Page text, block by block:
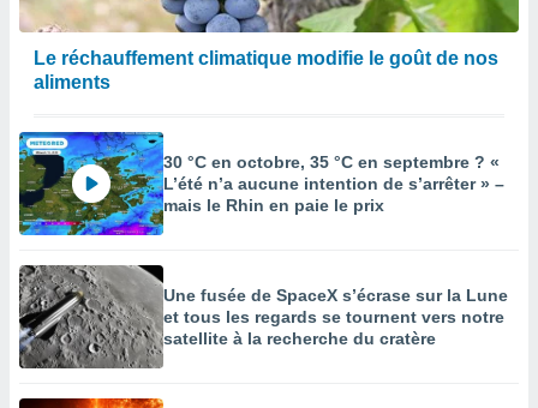
Le réchauffement climatique modifie le goût de nos
aliments
30 °C en octobre, 35 °C en septembre ? «
L’été n’a aucune intention de s’arrêter » –
mais le Rhin en paie le prix
Une fusée de SpaceX s’écrase sur la Lune
et tous les regards se tournent vers notre
satellite à la recherche du cratère